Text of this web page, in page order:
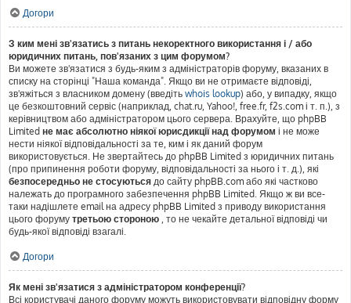
Догори
З ким мені зв'язатись з питань некоректного використання і / або
юридичних питань, пов'язаних з цим форумом?
Ви можете зв'язатися з будь-яким з адміністраторів форуму, вказаних в
списку на сторінці "Наша команда". Якщо ви не отримаєте відповіді,
зв'яжіться з власником домену (введіть whois lookup) або, у випадку, якщо
це безкоштовний сервіс (наприклад, chat.ru, Yahoo!, free.fr, f2s.com і т. п.), з
керівництвом або адміністратором цього сервера. Врахуйте, що phpBB
Limited не має абсолютно ніякої юрисдикції над форумом і не може
нести ніякої відповідальності за те, ким і як даний форум
використовується. Не звертайтесь до phpBB Limited з юридичних питань
(про припинення роботи форуму, відповідальності за нього і т. д.), які
безпосередньо не стосуються до сайту phpBB.com або які частково
належать до програмного забезпечення phpBB Limited. Якщо ж ви все-
таки надішлете email на адресу phpBB Limited з приводу використання
цього форуму третьою стороною , то не чекайте детальної відповіді чи
будь-якої відповіді взагалі.
Догори
Як мені зв'язатися з адміністратором конференції?
Всі користувачі даного форуму можуть використовувати відповідну форму